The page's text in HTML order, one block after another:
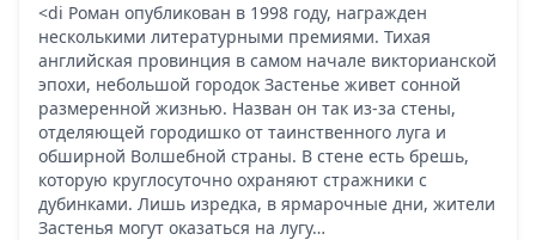
<di Роман опубликован в 1998 году, награжден
несколькими литературными премиями. Тихая
английская провинция в самом начале викторианской
эпохи, небольшой городок Застенье живет сонной
размеренной жизнью. Назван он так из-за стены,
отделяющей городишко от таинственного луга и
обширной Волшебной страны. В стене есть брешь,
которую круглосуточно охраняют стражники с
дубинками. Лишь изредка, в ярмарочные дни, жители
Застенья могут оказаться на лугу…